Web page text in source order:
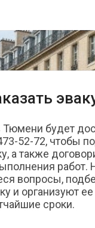
Тюмени будет
52-72, чтобы
а также
вопросы,
и организуют
сроки.